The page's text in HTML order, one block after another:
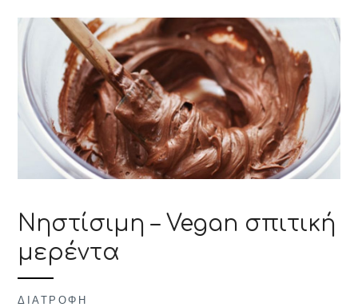
Νηστίσιμη – Vegan σπιτική
μερέντα
ΔΙΑΤΡΟΦΉ